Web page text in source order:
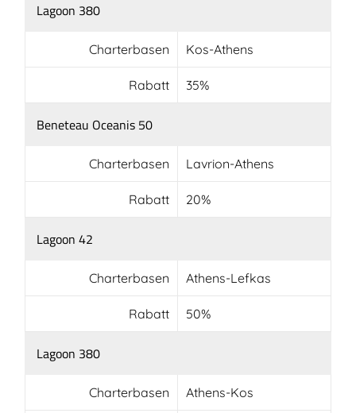
Lagoon 380
Charterbasen Kos-Athens
Rabatt 35%
Beneteau Oceanis 50
Charterbasen Lavrion-Athens
Rabatt 20%
Lagoon 42
Charterbasen Athens-Lefkas
Rabatt 50%
Lagoon 380
Charterbasen Athens-Kos